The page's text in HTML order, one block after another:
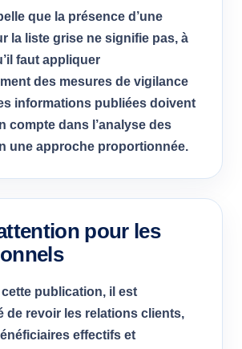
que la présence d’une
la liste grise ne signifie pas, à
faut appliquer
des mesures de vigilance
informations publiées doivent
compte dans l’analyse des
une approche proportionnée.
pour les
publication, il est
de revoir les relations clients,
effectifs et